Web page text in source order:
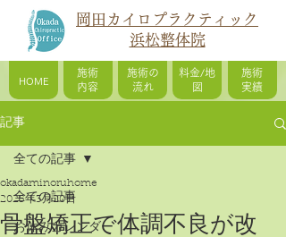
HOME
施術
内容
施術の
流れ
料金/地
図
施術
実績
岡田カイロプラクティック
浜松整体院
記事
全ての記事
お休みカレンダー
全ての記事
骨盤矯正で体調不良が改
okadaminoruhome
2025年3月20日